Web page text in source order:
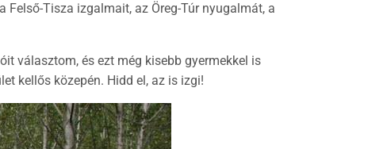
Tisza izgalmait, az Öreg-Túr nyugalmát, a
választom, és ezt még kisebb gyermekkel is
kellős közepén. Hidd el, az is izgi!